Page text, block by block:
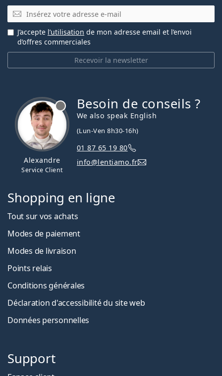
E-mail
Recevoir la newsletter
J’accepte l’utilisation de mon adresse email et l’envoi
d’offres commerciales
Alexandre
Service Client
Besoin de conseils ?
We also speak English
(Lun-Ven 8h30-16h)
01 87 65 19 80
info@lentiamo.fr
Shopping en ligne
Tout sur vos achats
Modes de paiement
Modes de livraison
Points relais
Conditions générales
Déclaration d'accessibilité du site web
Données personnelles
Support